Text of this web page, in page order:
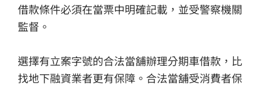
借款條件必須在當票中明確記載，並受警察機關
監督。
選擇有立案字號的合法當舖辦理分期車借款，比
找地下融資業者更有保障。合法當舖受消費者保